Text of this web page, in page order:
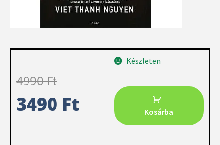
4990Ft
3490 Ft
Készleten
Kosárba